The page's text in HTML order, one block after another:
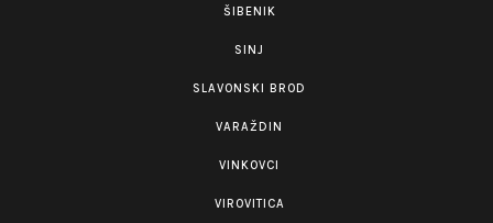
ŠIBENIK
SINJ
SLAVONSKI BROD
VARAŽDIN
VINKOVCI
VIROVITICA